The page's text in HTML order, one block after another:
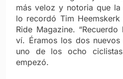
más veloz y notoria que
lo recordó Tim
Ride Magazine.
ví. Éramos los dos
uno de los ocho
empezó.